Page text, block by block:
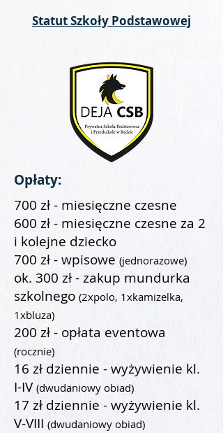
Statut Szkoły Podstawowej
Opłaty:
700 zł - miesięczne czesne
600 zł - miesięczne czesne za 2
i kolejne dziecko
700 zł - wpisowe (jednorazowe)
ok. 300 zł - zakup mundurka
szkolnego (2xpolo, 1xkamizelka,
1xbluza)
200 zł - opłata eventowa
(rocznie)
16 zł dziennie - wyżywienie kl.
I-IV (dwudaniowy obiad)
17 zł dziennie - wyżywienie kl.
V-VIII (dwudaniowy obiad)